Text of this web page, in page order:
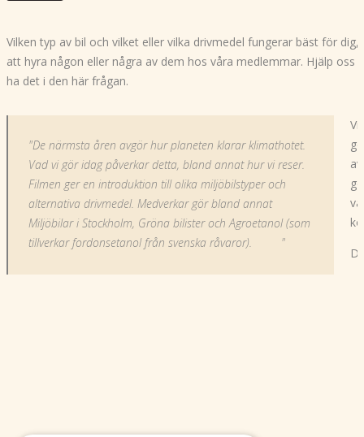
Vilken typ av bil och vilket eller vilka drivmedel fungerar bäst för
att hyra någon eller några av dem hos våra medlemmar. Hjälp
ha det i den här frågan.
De närmsta åren avgör hur planeten klarar klimathotet.
Vad vi gör idag påverkar detta, bland annat hur vi reser.
Filmen ger en introduktion till olika miljöbilstyper och
alternativa drivmedel. Medverkar gör bland annat
Miljöbilar i Stockholm, Gröna bilister och Agroetanol (som
tillverkar fordonsetanol från svenska råvaror).
Vi